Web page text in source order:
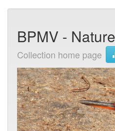
BPMV -
Collection home page